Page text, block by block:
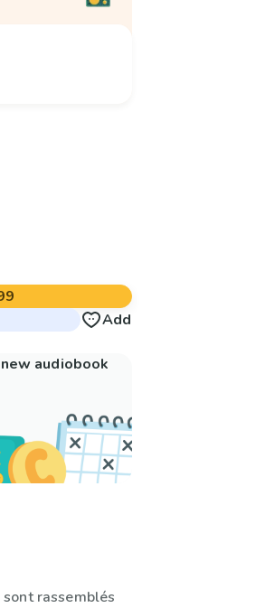
Add
audiobook
rassemblés